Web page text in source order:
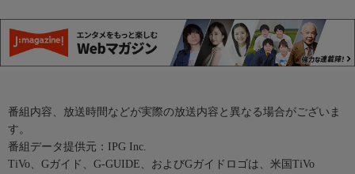
番組内容、放送時間などが実際の放送内容と異なる場合がございま
す。
番組データ提供元：IPG Inc.
TiVo、Gガイド、G-GUIDE、およびGガイドロゴは、米国TiVo